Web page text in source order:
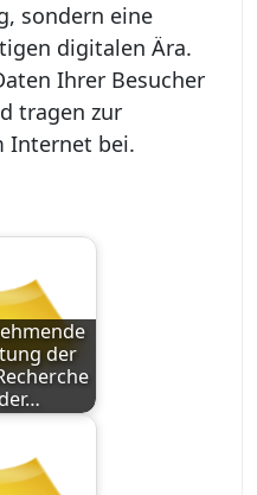
sondern eine
digitalen Ära.
Ihrer Besucher
tragen zur
Internet bei.
der